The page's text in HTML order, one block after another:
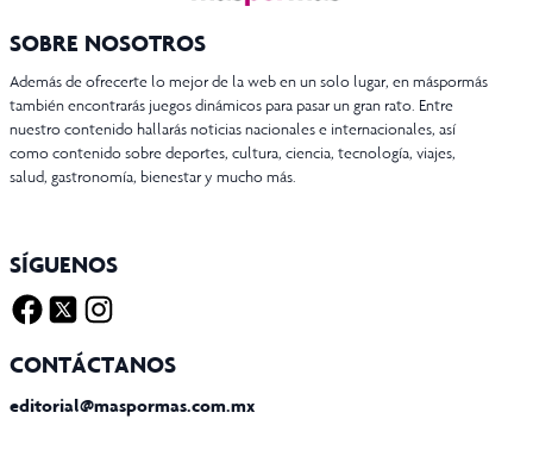
SOBRE NOSOTROS
Además de ofrecerte lo mejor de la web en un solo lugar, en máspormás
también encontrarás juegos dinámicos para pasar un gran rato. Entre
nuestro contenido hallarás noticias nacionales e internacionales, así
como contenido sobre deportes, cultura, ciencia, tecnología, viajes,
salud, gastronomía, bienestar y mucho más.
SÍGUENOS
CONTÁCTANOS
editorial@maspormas.com.mx